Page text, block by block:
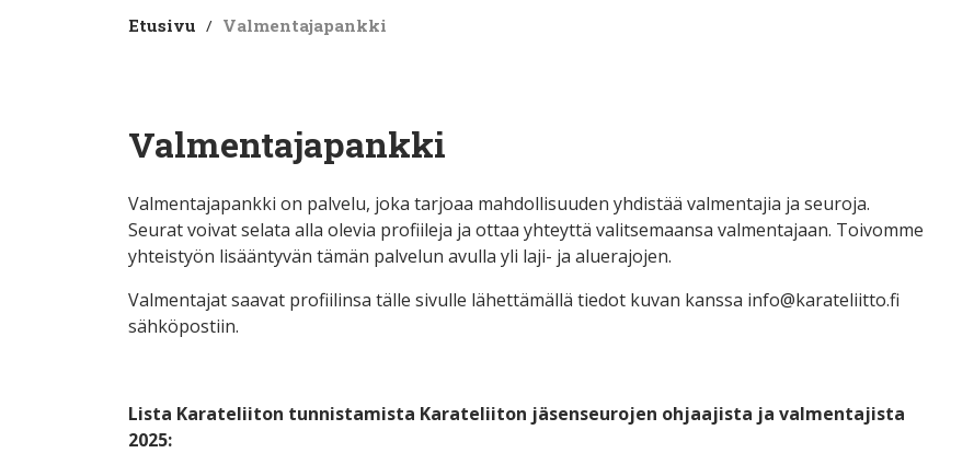
Etusivu / Valmentajapankki
Valmentajapankki
Valmentajapankki on palvelu, joka tarjoaa mahdollisuuden yhdistää valmentajia ja seuroja.
Seurat voivat selata alla olevia profiileja ja ottaa yhteyttä valitsemaansa valmentajaan. Toivomme
yhteistyön lisääntyvän tämän palvelun avulla yli laji- ja aluerajojen.
Valmentajat saavat profiilinsa tälle sivulle lähettämällä tiedot kuvan kanssa info@karateliitto.fi
sähköpostiin.
Lista Karateliiton tunnistamista Karateliiton jäsenseurojen ohjaajista ja valmentajista
2025: